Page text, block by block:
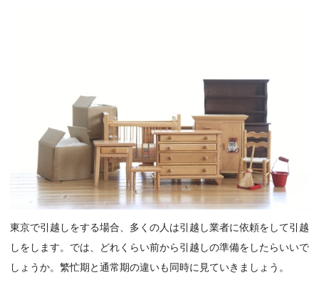
東京で引越しをする場合、多くの人は引越し業者に依頼をして引越
しをします。では、どれくらい前から引越しの準備をしたらいいで
しょうか。繁忙期と通常期の違いも同時に見ていきましょう。